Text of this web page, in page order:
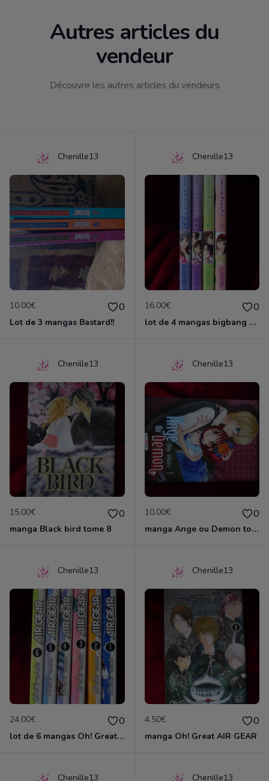
Autres articles du
vendeur
Découvre les autres articles du vendeurs
Chenille13
10.00€ 0
Lot de 3 mangas Bastard!!
Chenille13
16.00€ 0
lot de 4 mangas bigbang venus
Chenille13
15.00€ 0
manga Black bird tome 8
Chenille13
10.00€ 0
manga Ange ou Demon tome 1
Chenille13
24.00€ 0
lot de 6 mangas Oh! Great AIR GEAR
Chenille13
4.50€ 0
manga Oh! Great AIR GEAR
Chenille13 Chenille13